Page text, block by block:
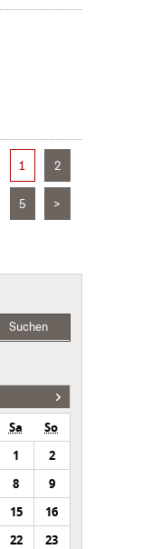
1 2
5 >
Suchen
Sa
So
1
2
8
9
15
16
22
23